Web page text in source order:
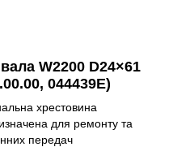
W2200 D24×61
044439E)
хрестовина
для ремонту та
передач